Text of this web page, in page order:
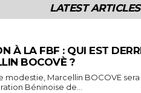
LATEST ARTICLES
À LA FBF : QUI EST
BOCOVÈ ?
modestie, Marcellin BOCOVE
Béninoise de...